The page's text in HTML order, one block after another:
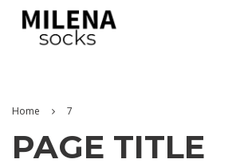
Home 7
PAGE TITLE